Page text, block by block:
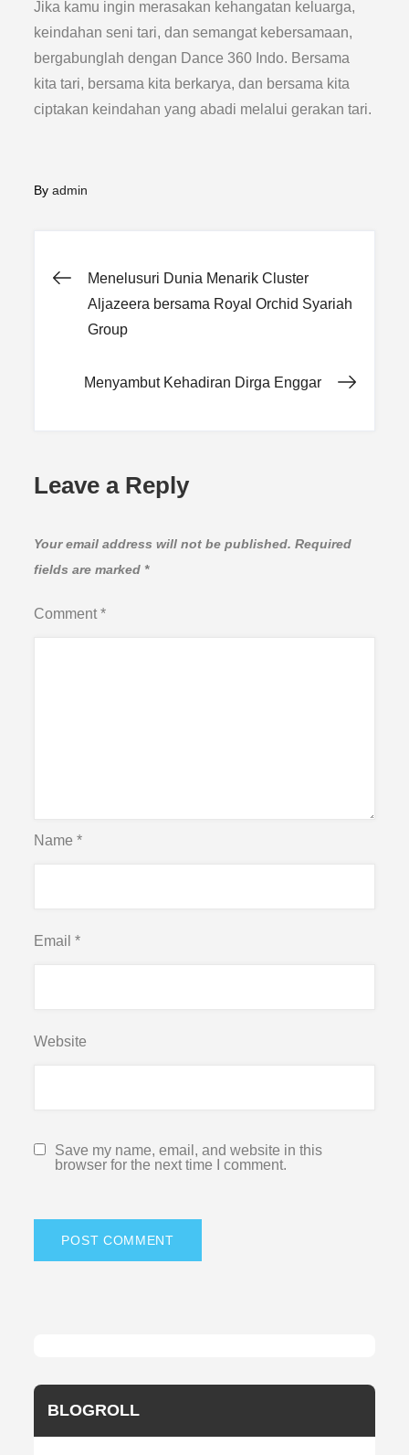
Jika kamu ingin merasakan kehangatan keluarga,
keindahan seni tari, dan semangat kebersamaan,
bergabunglah dengan Dance 360 Indo. Bersama
kita tari, bersama kita berkarya, dan bersama kita
ciptakan keindahan yang abadi melalui gerakan tari.
Byadmin
Post
navigation
Menelusuri Dunia Menarik Cluster
Aljazeera bersama Royal Orchid Syariah
Group
Menyambut Kehadiran Dirga Enggar
Leave a Reply
Your email address will not be published. Required
fields are marked *
Comment*
Name*
Email*
Website
Save my name, email, and website in this
browser for the next time I comment.
BLOGROLL